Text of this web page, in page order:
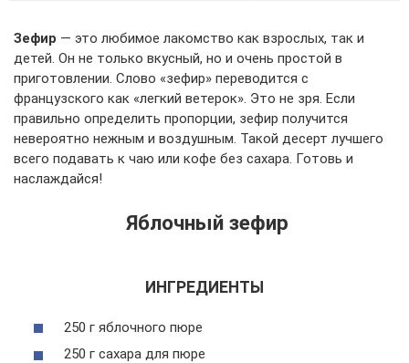
Зефир — это любимое лакомство как взрослых, так и
детей. Он не только вкусный, но и очень простой в
приготовлении. Слово «зефир» переводится с
французского как «легкий ветерок». Это не зря. Если
правильно определить пропорции, зефир получится
невероятно нежным и воздушным. Такой десерт лучшего
всего подавать к чаю или кофе без сахара. Готовь и
наслаждайся!
Яблочный зефир
ИНГРЕДИЕНТЫ
250 г яблочного пюре
250 г сахара для пюре